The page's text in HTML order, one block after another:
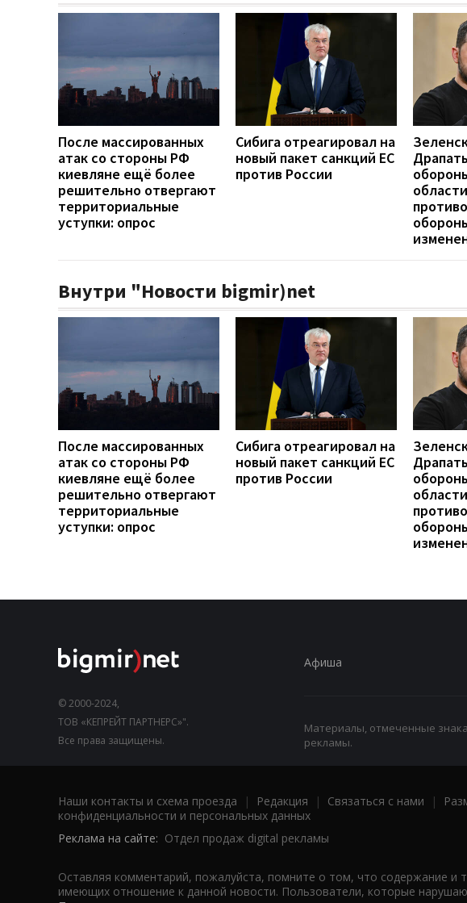
После массированных
атак со стороны РФ
киевляне ещё более
решительно отвергают
территориальные
уступки: опрос
Сибига отреагировал на
новый пакет санкций ЕС
против России
Внутри "Новости bigmir)net
После массированных
атак со стороны РФ
киевляне ещё более
решительно отвергают
территориальные
уступки: опрос
Сибига отреагировал на
новый пакет санкций ЕС
против России
© 2000-2024,
ТОВ «КЕПРЕЙТ ПАРТНЕРС»".
Все права защищены.
Афиша
Материалы, отмеченные
рекламы.
Наши контакты и схема проезда | Редакция | Связаться с нами |
конфиденциальности и персональных данных
Реклама на сайте: Отдел продаж digital рекламы
Оставляя комментарий, пожалуйста, помните о том, что содержание и
имеющих отношение к данной новости. Пользователи, которые